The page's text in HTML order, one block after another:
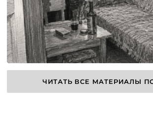
ЧИТАТЬ ВСЕ МАТЕРИАЛЫ